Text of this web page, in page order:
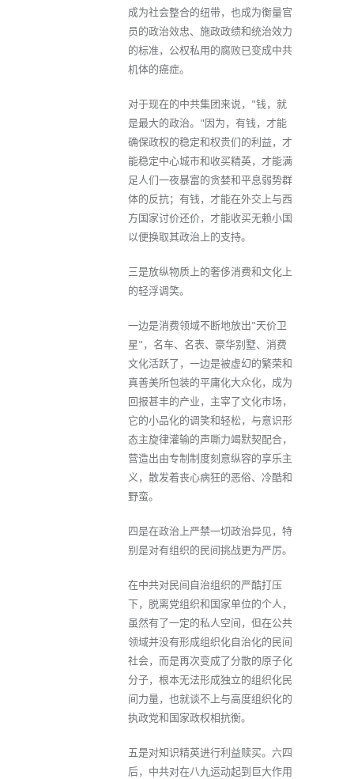
成为社会整合的纽带，也成为衡量官
员的政治效忠、施政政绩和统治效力
的标准，公权私用的腐败已变成中共
机体的癌症。
对于现在的中共集团来说，"钱，就
是最大的政治。"因为，有钱，才能
确保政权的稳定和权贵们的利益，才
能稳定中心城市和收买精英，才能满
足人们一夜暴富的贪婪和平息弱势群
体的反抗；有钱，才能在外交上与西
方国家讨价还价，才能收买无赖小国
以便换取其政治上的支持。
三是放纵物质上的奢侈消费和文化上
的轻浮调笑。
一边是消费领域不断地放出"天价卫
星"，名车、名表、豪华别墅、消费
文化活跃了，一边是被虚幻的繁荣和
真善美所包装的平庸化大众化，成为
回报甚丰的产业，主宰了文化市场，
它的小品化的调笑和轻松，与意识形
态主旋律灌输的声嘶力竭默契配合，
营造出由专制制度刻意纵容的享乐主
义，散发着丧心病狂的恶俗、冷酷和
野蛮。
四是在政治上严禁一切政治异见，特
别是对有组织的民间挑战更为严厉。
在中共对民间自治组织的严酷打压
下，脱离党组织和国家单位的个人，
虽然有了一定的私人空间，但在公共
领域并没有形成组织化自治化的民间
社会，而是再次变成了分散的原子化
分子，根本无法形成独立的组织化民
间力量，也就谈不上与高度组织化的
执政党和国家政权相抗衡。
五是对知识精英进行利益赎买。六四
后，中共对在八九运动起到巨大作用